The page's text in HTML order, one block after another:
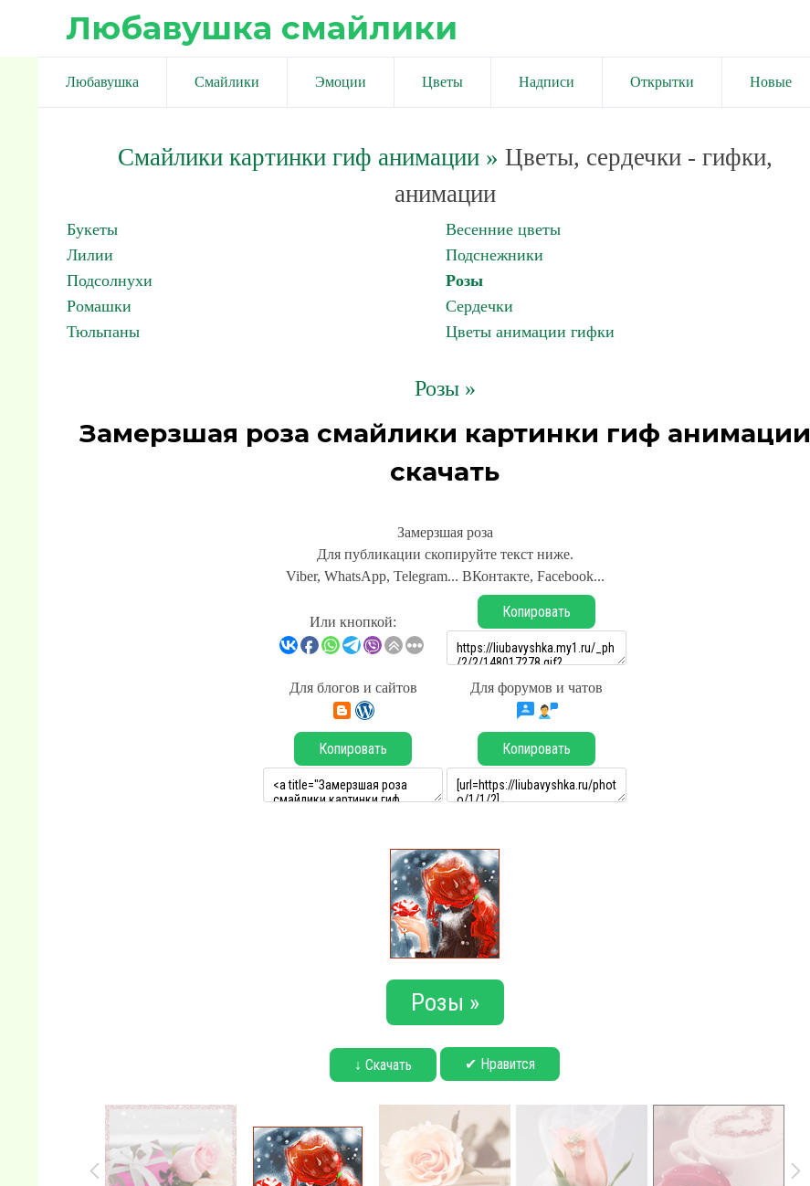
Любавушка смайлики
Любавушка Смайлики Эмоции Цветы Надписи Открытки Новые
Смайлики картинки гиф анимации» Цветы, сердечки - гифки,
анимации
Букеты
Весенние цветы
Лилии
Подснежники
Подсолнухи
Розы
Ромашки
Сердечки
Тюльпаны
Цветы анимации гифки
Розы »
Замерзшая роза смайлики картинки гиф анимации
скачать
Замерзшая роза
Для публикации скопируйте текст ниже.
Viber, WhatsApp, Telegram... ВКонтакте, Facebook...
Или кнопкой:
Копировать
Для блогов и сайтов Для форумов и чатов
Копировать Копировать
Розы »
↓ Скачать ✔ Нравится